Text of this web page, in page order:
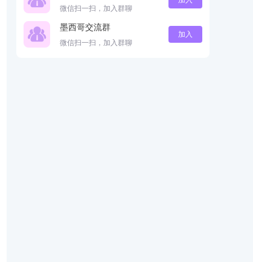
微信扫一扫，加入群聊
墨西哥交流群
微信扫一扫，加入群聊
加入